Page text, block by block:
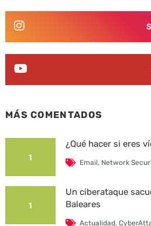
MÁS COMENTADOS
1
¿Qué hacer si eres
Email, Network
1
Un ciberataque
Baleares
Actualidad,